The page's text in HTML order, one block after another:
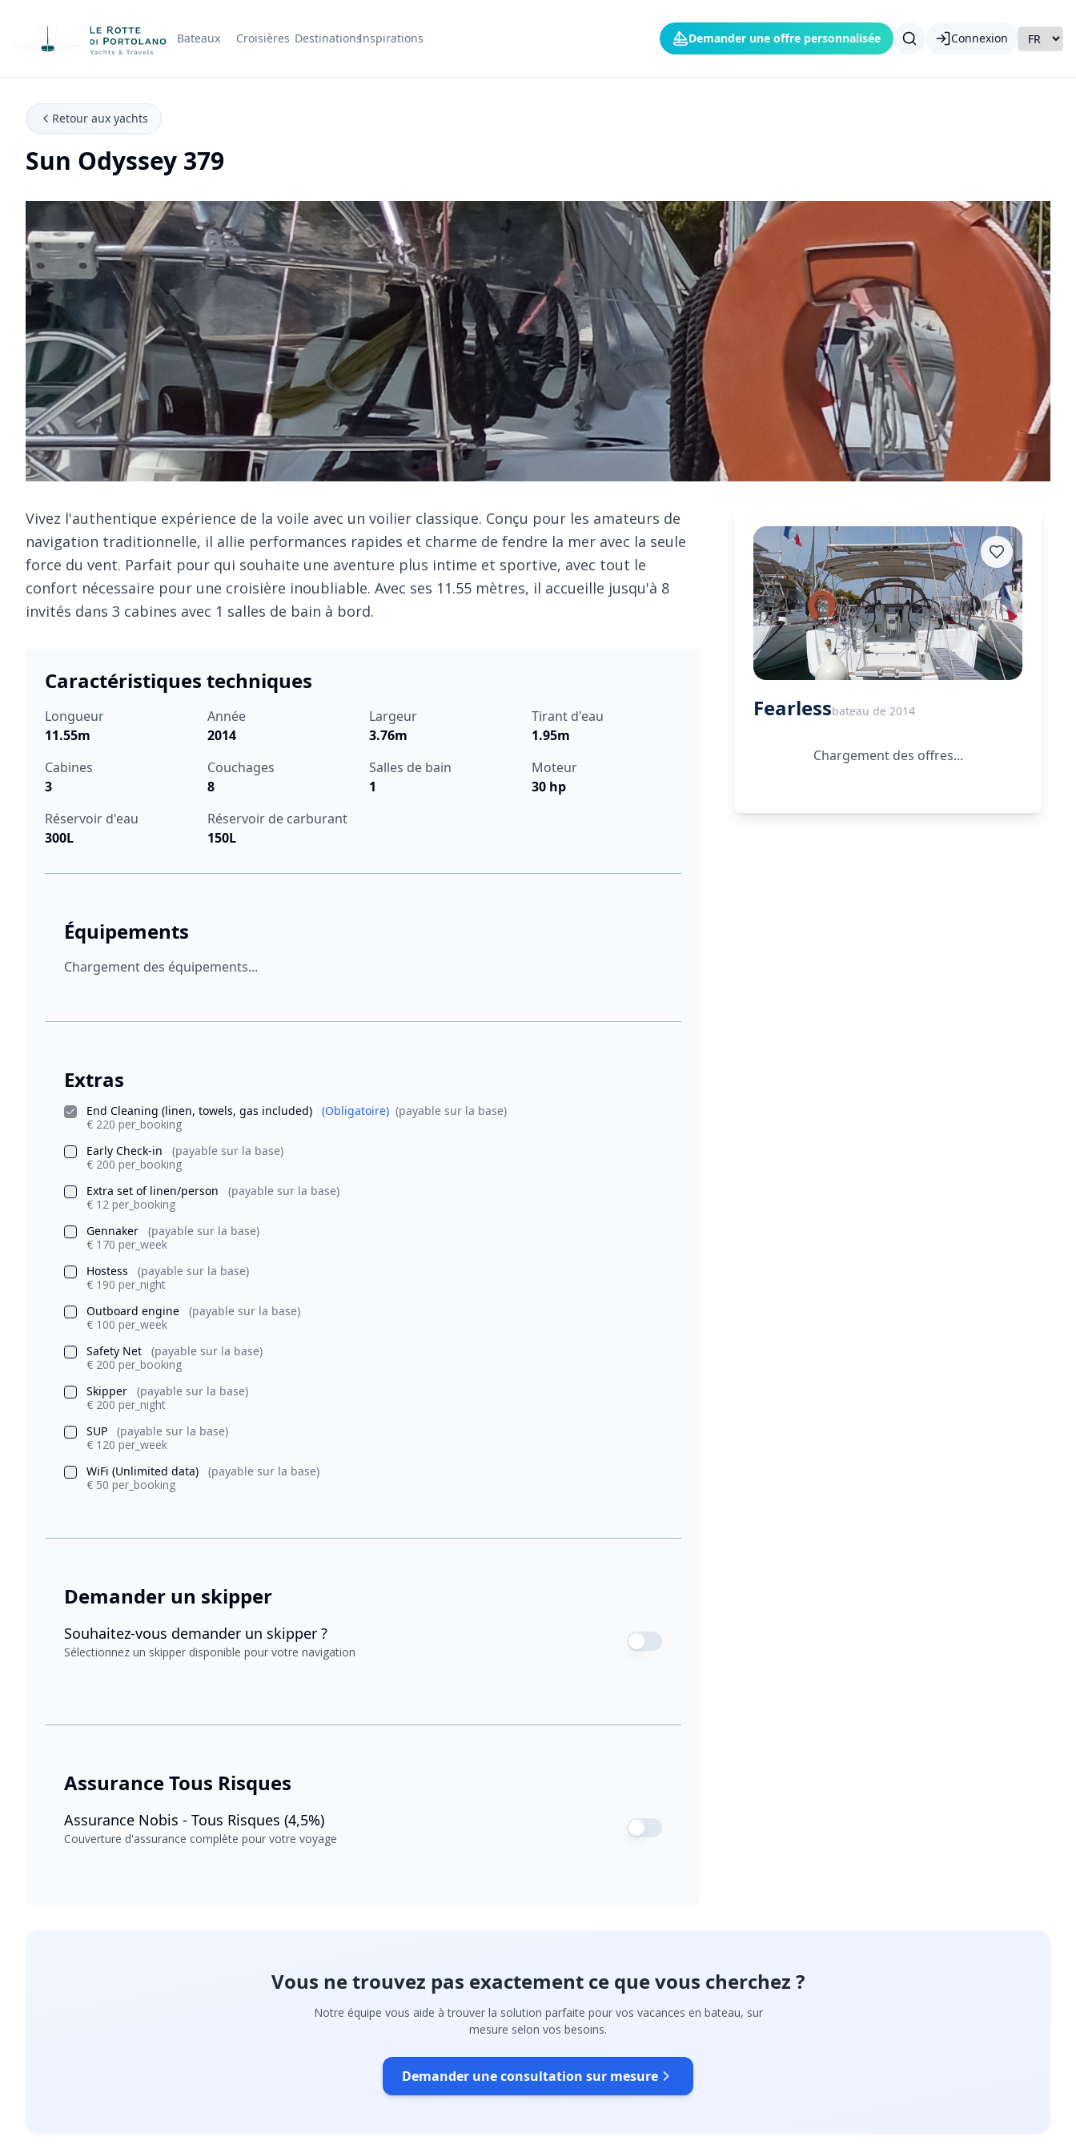
Nom de l'entreprise Bateaux Croisières DestinationsInspirations Demander une offre personnalisée Connexion
Retour aux yachts
Sun Odyssey 379
Vivez l'authentique expérience de la voile avec un voilier classique. Conçu pour les amateurs de
navigation traditionnelle, il allie performances rapides et charme de fendre la mer avec la seule
force du vent. Parfait pour qui souhaite une aventure plus intime et sportive, avec tout le
confort nécessaire pour une croisière inoubliable. Avec ses 11.55 mètres, il accueille jusqu'à 8
invités dans 3 cabines avec 1 salles de bain à bord.
Caractéristiques techniques
Longueur
11.55m
Année
2014
Largeur
3.76m
Tirant d'eau
1.95m
Cabines
3
Couchages
8
Salles de bain
1
Moteur
30 hp
Réservoir d'eau
300L
Réservoir de carburant
150L
Équipements
Chargement des équipements...
Extras
End Cleaning (linen, towels, gas included) (Obligatoire) (payable sur la base)
€ 220 per_booking
Early Check-in
(payable sur la base)
€ 200 per_booking
Extra set of linen/person
(payable sur la base)
€ 12 per_booking
Gennaker
(payable sur la base)
€ 170 per_week
Hostess
(payable sur la base)
€ 190 per_night
Outboard engine
(payable sur la base)
€ 100 per_week
Safety Net
(payable sur la base)
€ 200 per_booking
Skipper
(payable sur la base)
€ 200 per_night
SUP
(payable sur la base)
€ 120 per_week
WiFi (Unlimited data)
(payable sur la base)
€ 50 per_booking
Demander un skipper
Souhaitez-vous demander un skipper ?
Sélectionnez un skipper disponible pour votre navigation
Assurance Tous Risques
Assurance Nobis - Tous Risques (4,5%)
Couverture d'assurance complète pour votre voyage
Fearlessbateau de 2014
Chargement des offres...
Vous ne trouvez pas exactement ce que vous cherchez ?
Notre équipe vous aide à trouver la solution parfaite pour vos vacances en bateau, sur
mesure selon vos besoins.
Demander une consultation sur mesure